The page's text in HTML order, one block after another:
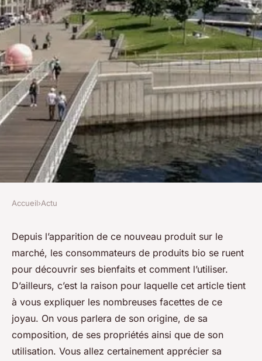
À la découverte de l'aker fassi
• 4 octobre 2023 • 2 min de lecture
Accueil›Actu
Depuis l’apparition de ce nouveau produit sur le
marché, les consommateurs de produits bio se ruent
pour découvrir ses bienfaits et comment l’utiliser.
D’ailleurs, c’est la raison pour laquelle cet article tient
à vous expliquer les nombreuses facettes de ce
joyau. On vous parlera de son origine, de sa
composition, de ses propriétés ainsi que de son
utilisation. Vous allez certainement apprécier sa